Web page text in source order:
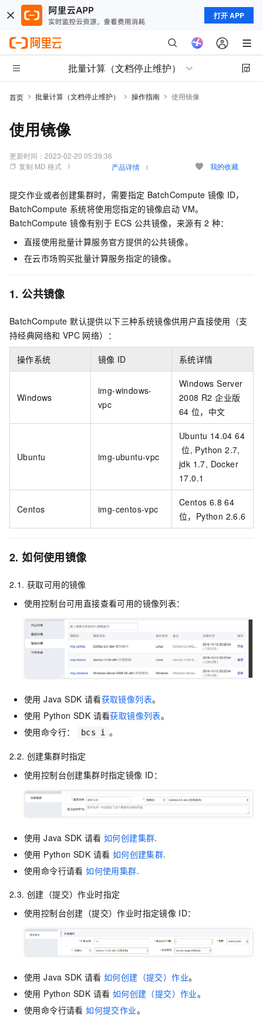
打开 APP
批量计算（文档停止维护）
首页 批量计算（文档停止维护） 操作指南 使用镜像
使用镜像
更新时间： 2023-02-20 05:39:36
复制 MD 格式
产品详情 我的收藏
提交作业或者创建集群时，需要指定 BatchCompute 镜像 ID，
BatchCompute 系统将使用您指定的镜像启动 VM。
BatchCompute 镜像有别于 ECS 公共镜像，来源有 2 种：
直接使用批量计算服务官方提供的公共镜像。
在云市场购买批量计算服务指定的镜像。
1. 公共镜像
BatchCompute 默认提供以下三种系统镜像供用户直接使用（支
持经典网络和 VPC 网络）：
操作系统 镜像 ID 系统详情
Windows
img-windows-
vpc
Windows Server
2008 R2 企业版
64 位，中文
Ubuntu img-ubuntu-vpc
Ubuntu 14.04 64
位, Python 2.7,
jdk 1.7, Docker
17.0.1
Centos img-centos-vpc
Centos 6.8 64
位，Python 2.6.6
2. 如何使用镜像
2.1. 获取可用的镜像
使用控制台可用直接查看可用的镜像列表：
使用 Java SDK 请看获取镜像列表。
使用 Python SDK 请看获取镜像列表。
使用命令行：
bcs i 。
2.2. 创建集群时指定
使用控制台创建集群时指定镜像 ID：
使用 Java SDK 请看 如何创建集群.
使用 Python SDK 请看 如何创建集群.
使用命令行请看如何使用集群.
2.3. 创建（提交）作业时指定
使用控制台创建（提交）作业时指定镜像 ID：
使用 Java SDK 请看 如何创建（提交）作业。
使用 Python SDK 请看 如何创建（提交）作业。
使用命令行请看如何提交作业。